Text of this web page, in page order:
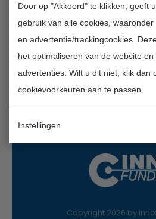
Door op "Akkoord" te klikken, geeft
gebruik van alle cookies,
en advertentie/trackingcookies.
het optimaliseren van de website
advertenties. Wilt u dit niet, klik dan
cookievoorkeuren aan te passen.
Instellingen
Contactgegevens
InnoFunding B.V.
Nieuwe Gracht 7
2011 NB Haarlem
Mail:info@innofunding.nl
Copyright 2026 by